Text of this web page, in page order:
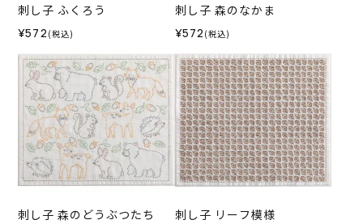
刺し子 ふくろう
¥572 (税込)
刺し子 森のなかま
¥572 (税込)
刺し子 森のどうぶつたち 刺し子 リーフ模様